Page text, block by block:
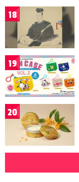
18
19
20